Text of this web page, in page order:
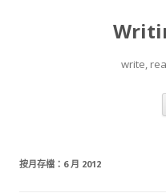
write,
按月存檔： 6 月 2012